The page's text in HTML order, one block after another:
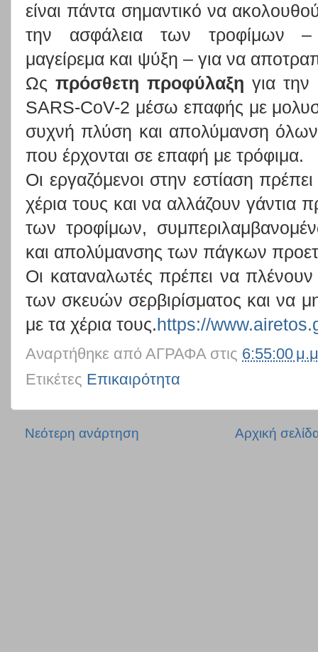
είναι πάντα σημαντικό να
την ασφάλεια των τροφίμων –
μαγείρεμα και ψύξη – για να
Ως πρόσθετη προφύλαξη για
SARS-CoV-2 μέσω επαφής με
συχνή πλύση και απολύμανση
που έρχονται σε επαφή με τρόφιμα.
Οι εργαζόμενοι στην εστίαση
χέρια τους και να αλλάζουν γάντια
των τροφίμων,
και απολύμανσης των πάγκων
Οι καταναλωτές πρέπει να
των σκευών σερβιρίσματος και να
με τα χέρια τους.https://
Αναρτήθηκε από ΑΓΡΑΦΑ στις 6:55:00
Ετικέτες Επικαιρότητα
Νεότερη ανάρτηση Αρχική